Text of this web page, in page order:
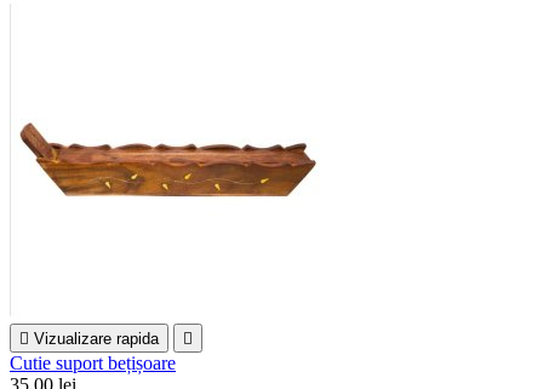
 Vizualizare rapida 
Cutie suport bețișoare
35,00 lei